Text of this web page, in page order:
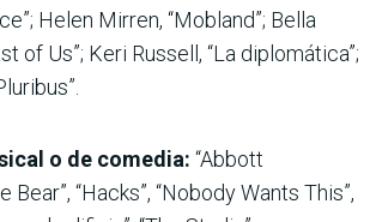
Helen Mirren, “Mobland”; Bella
of Us”; Keri Russell, “La diplomática”;
o de comedia: “Abbott
Bear”, “Hacks”, “Nobody Wants This”,